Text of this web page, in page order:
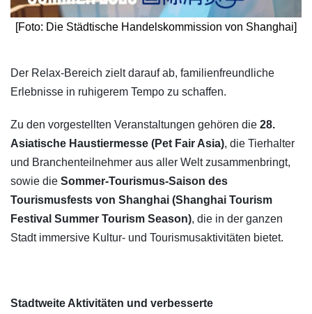
[Foto: Die Städtische Handelskommission von Shanghai]
​Der Relax-Bereich zielt darauf ab, familienfreundliche
Erlebnisse in ruhigerem Tempo zu schaffen.
Zu den vorgestellten Veranstaltungen gehören die 28.
Asiatische Haustiermesse (Pet Fair Asia), die Tierhalter
und Branchenteilnehmer aus aller Welt zusammenbringt,
sowie die Sommer-Tourismus-Saison des
Tourismusfests von Shanghai (Shanghai Tourism
Festival Summer Tourism Season), die in der ganzen
Stadt immersive Kultur- und Tourismusaktivitäten bietet.
Stadtweite Aktivitäten und verbesserte